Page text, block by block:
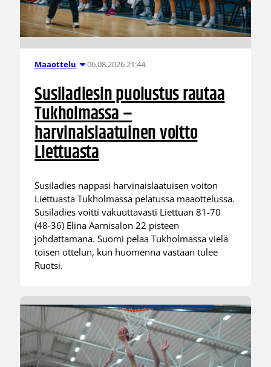
Maaottelu 06.08.2026 21:44
Susiladiesin puolustus rautaa
Tukholmassa –
harvinaislaatuinen voitto
Liettuasta
Susiladies nappasi harvinaislaatuisen voiton
Liettuasta Tukholmassa pelatussa maaottelussa.
Susiladies voitti vakuuttavasti Liettuan 81-70
(48-36) Elina Aarnisalon 22 pisteen
johdattamana. Suomi pelaa Tukholmassa vielä
toisen ottelun, kun huomenna vastaan tulee
Ruotsi.